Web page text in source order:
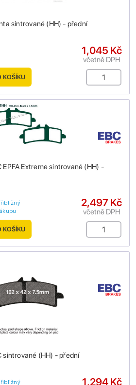
sintrované (HH) - přední
1,045 Kč
včetně DPH
KOŠÍKU
EPFA Extreme sintrované (HH) -
2,497 Kč
včetně DPH
KOŠÍKU
sintrované (HH) - přední
1,294 Kč